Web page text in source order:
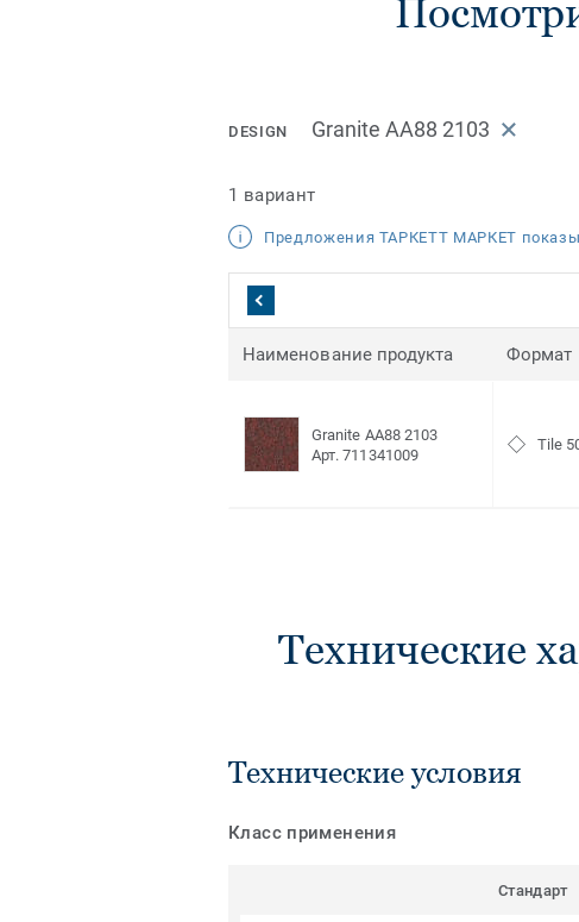
DESIGN Granite AA88 2103
1 вариант
Предложения ТАРКЕТТ МАРКЕТ
Наименование продукта Формат
Granite AA88 2103
Арт. 711341009
Tile
Технические
Технические условия
Класс применения
Стандарт